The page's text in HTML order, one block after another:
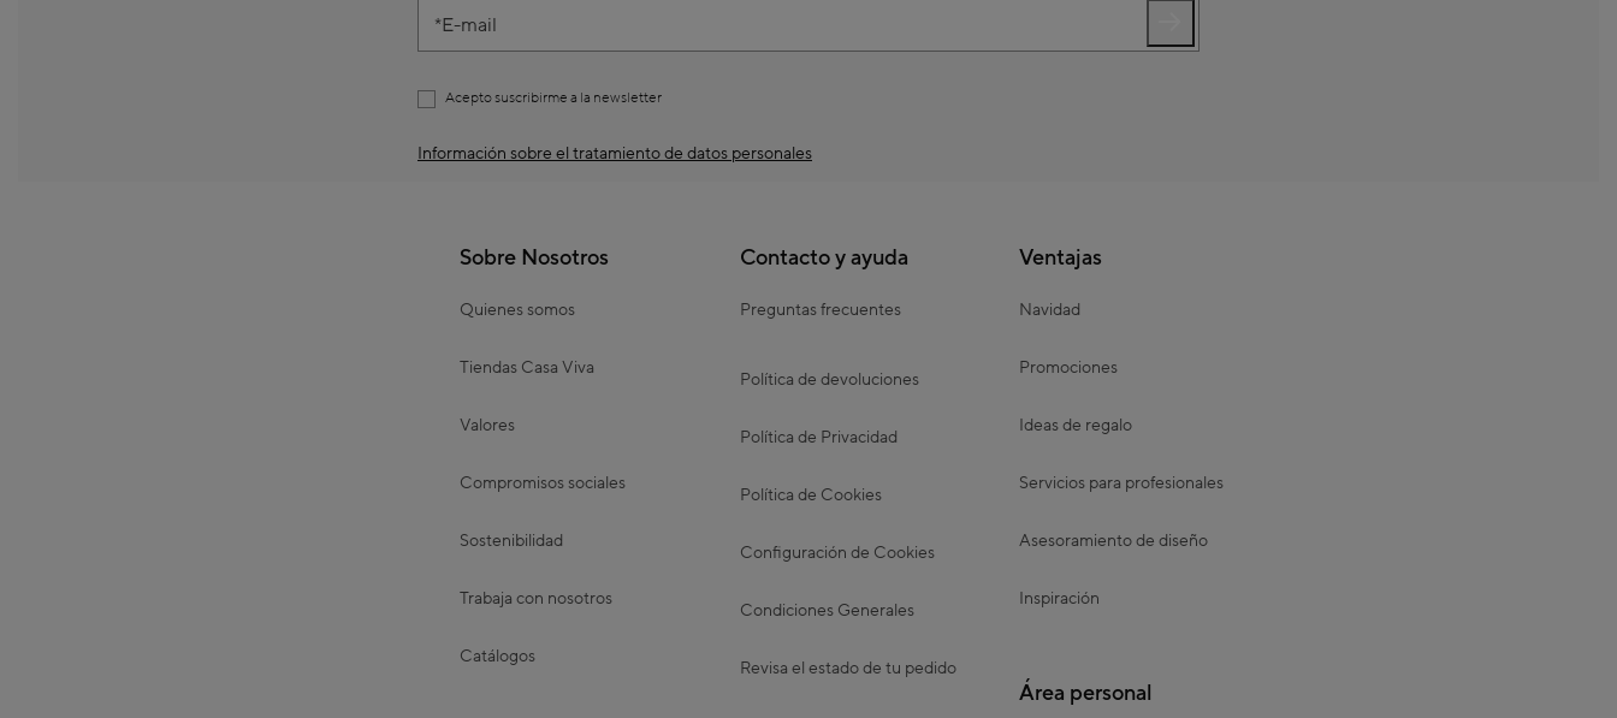
E-mail
Acepto suscribirme a la newsletter
Información sobre el tratamiento de datos personales
Sobre Nosotros
Quienes somos
Tiendas Casa Viva
Valores
Compromisos sociales
Sostenibilidad
Trabaja con nosotros
Catálogos
Contacto y ayuda
Preguntas frecuentes
Política de devoluciones
Política de Privacidad
Política de Cookies
Configuración de Cookies
Condiciones Generales
Revisa el estado de tu pedido
Ventajas
Navidad
Promociones
Ideas de regalo
Servicios para profesionales
Asesoramiento de diseño
Inspiración
Área personal